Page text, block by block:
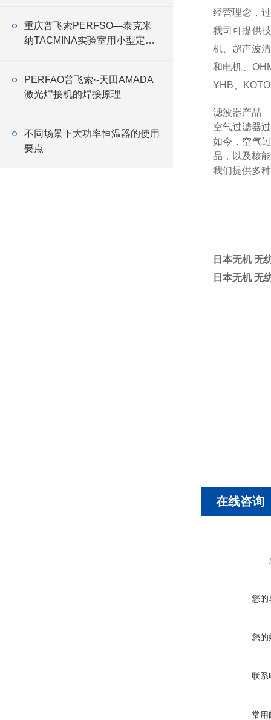
重庆普飞索PERFSO—泰克米
纳TACMINA实验室用小型定量
PERFAO普飞索·-天田AMADA
激光焊接机的焊接原理
不同场景下大功率恒温器的使用
要点
经营理念，
我司可提供
机、超声波
和电机、
YHB、
滤波器产品
空气过滤器
如今，空气
品，以及核
我们提供多
日本无机 无
日本无机 无
在线咨询
您的
您的
联系
常用